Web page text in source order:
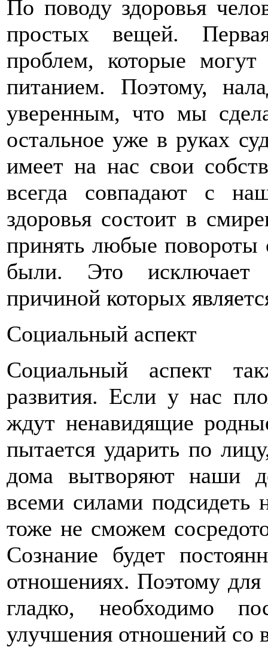
По поводу здоровья
простых вещей.
проблем, которые
питанием. Поэтому,
уверенным, что мы
остальное уже в руках
имеет на нас свои
всегда совпадают с
здоровья состоит в
принять любые
были. Это исключает
причиной которых
Социальный аспект
Социальный аспект
развития. Если у нас
ждут ненавидящие
пытается ударить по
дома вытворяют наши
всеми силами подсидеть
тоже не сможем
Сознание будет
отношениях. Поэтому для
гладко, необходимо
улучшения отношений